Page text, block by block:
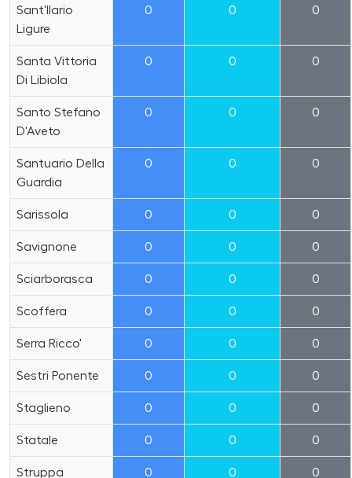
Sant'Ilario
Ligure
0 0 0
Santa Vittoria
Di Libiola
0 0 0
Santo Stefano
D'Aveto
0 0 0
Santuario Della
Guardia
0 0 0
Sarissola 0 0 0
Savignone 0 0 0
Sciarborasca 0 0 0
Scoffera 0 0 0
Serra Ricco' 0 0 0
Sestri Ponente 0 0 0
Staglieno 0 0 0
Statale 0 0 0
Struppa 0 0 0